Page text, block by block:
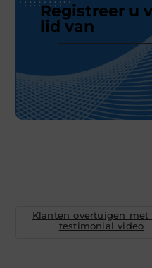
Registreer u
lid van
ons
Klanten overtuigen met
testimonial video